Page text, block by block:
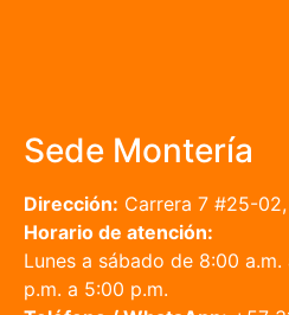
Sede Montería
Dirección: Carrera 7 #25-
Horario de atención:
Lunes a sábado de 8:00
p.m. a 5:00 p.m.